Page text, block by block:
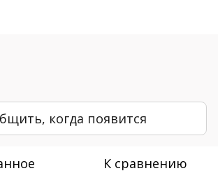
когда появится
К сравнению